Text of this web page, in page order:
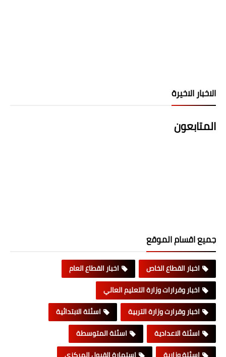
الاخبار الاخيرة
المتابعون
جميع اقسام الموقع
اخبار القطاع الخاص
اخبار القطاع العام
اخبار وقرارات وزارة التعليم العالي
اخبار وقرارت وزارة التربية
اسئلة الابتدائية
اسئلة الاعدادية
اسئلة المتوسطة